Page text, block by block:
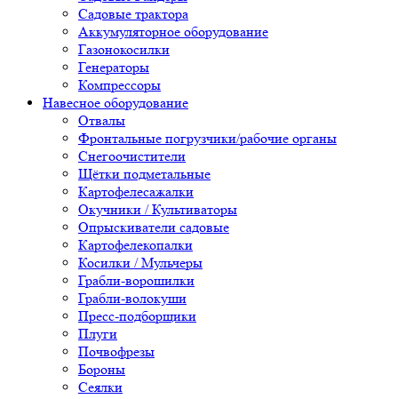
Садовые трактора
Аккумуляторное оборудование
Газонокосилки
Генераторы
Компрессоры
Навесное оборудование
Отвалы
Фронтальные погрузчики/рабочие органы
Снегоочистители
Щётки подметальные
Картофелесажалки
Окучники / Культиваторы
Опрыскиватели садовые
Картофелекопалки
Косилки / Мульчеры
Грабли-ворошилки
Грабли-волокуши
Пресс-подборщики
Плуги
Почвофрезы
Бороны
Сеялки